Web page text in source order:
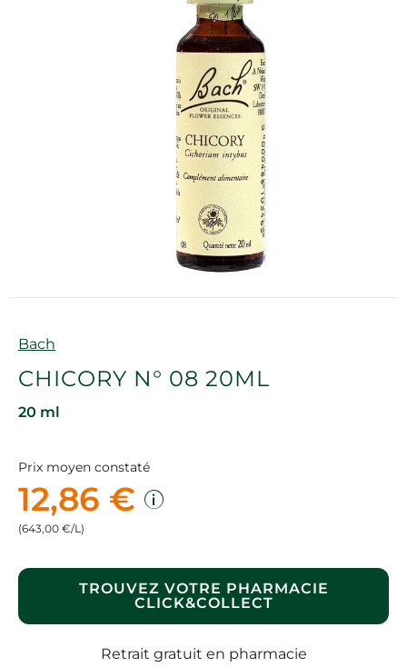
Marque
Bach
CHICORY N° 08 20ML
20 ml
Prix moyen constaté
12,86 €
(643,00 €/L)
TROUVEZ VOTRE PHARMACIE
CLICK&COLLECT
Retrait gratuit en pharmacie